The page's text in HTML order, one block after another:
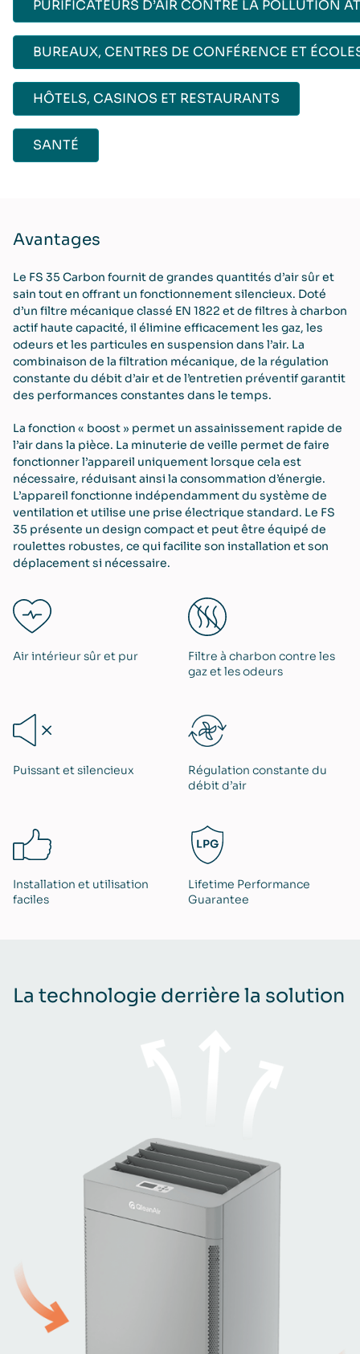
PURIFICATEURS D’AIR CONTRE LA POLLUTION
BUREAUX, CENTRES DE CONFÉRENCE ET
HÔTELS, CASINOS ET RESTAURANTS
SANTÉ
Avantages
Le FS 35 Carbon fournit de grandes quantités d’air sûr et
sain tout en offrant un fonctionnement silencieux. Doté
d’un filtre mécanique classé EN 1822 et de filtres à charbon
actif haute capacité, il élimine efficacement les gaz, les
odeurs et les particules en suspension dans l’air. La
combinaison de la filtration mécanique, de la régulation
constante du débit d’air et de l’entretien préventif garantit
des performances constantes dans le temps.
La fonction « boost » permet un assainissement rapide de
l’air dans la pièce. La minuterie de veille permet de faire
fonctionner l’appareil uniquement lorsque cela est
nécessaire, réduisant ainsi la consommation d’énergie.
L’appareil fonctionne indépendamment du système de
ventilation et utilise une prise électrique standard. Le FS
35 présente un design compact et peut être équipé de
roulettes robustes, ce qui facilite son installation et son
déplacement si nécessaire.
Air intérieur sûr et pur
Filtre à charbon contre les
gaz et les odeurs
Puissant et silencieux
Régulation constante du
débit d’air
Installation et utilisation
faciles
Lifetime Performance
Guarantee
La technologie derrière la solution